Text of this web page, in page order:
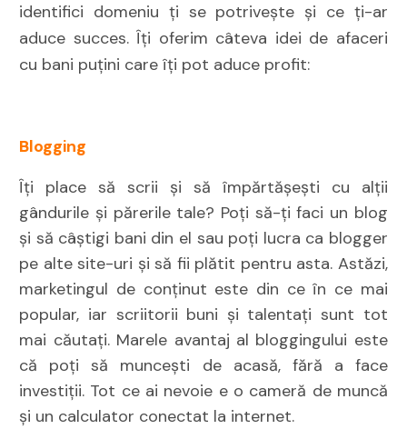
identifici domeniu ți se potrivește și ce ți-ar
aduce succes. Îți oferim câteva idei de afaceri
cu bani puțini care îți pot aduce profit:
Blogging
Îți place să scrii și să împărtășești cu alții
gândurile și părerile tale? Poți să-ți faci un blog
și să câștigi bani din el sau poți lucra ca blogger
pe alte site-uri și să fii plătit pentru asta. Astăzi,
marketingul de conținut este din ce în ce mai
popular, iar scriitorii buni și talentați sunt tot
mai căutați. Marele avantaj al bloggingului este
că poţi să munceşti de acasă, fără a face
investiţii. Tot ce ai nevoie e o cameră de muncă
și un calculator conectat la internet.